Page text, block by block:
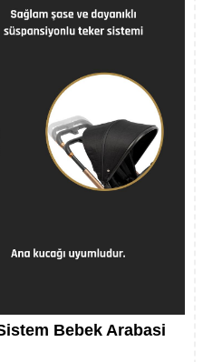
Bebek Arabasi